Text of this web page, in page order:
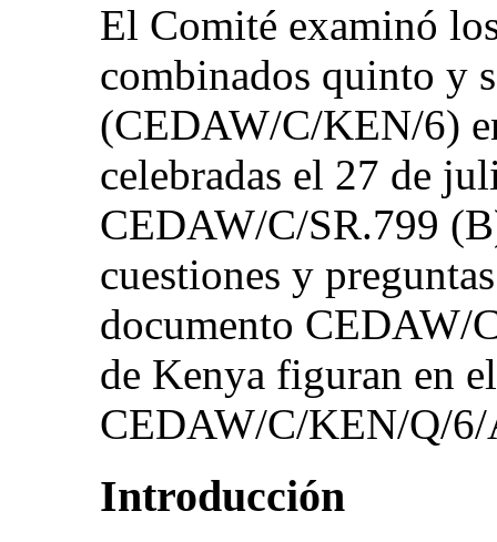
El Comité examinó
combinados quinto y
(CEDAW/C/KEN/6)
celebradas el 27 de
CEDAW/C/SR.799
cuestiones y
documento CEDAW/
de Kenya figuran en
CEDAW/C/KEN/Q/
Introducción